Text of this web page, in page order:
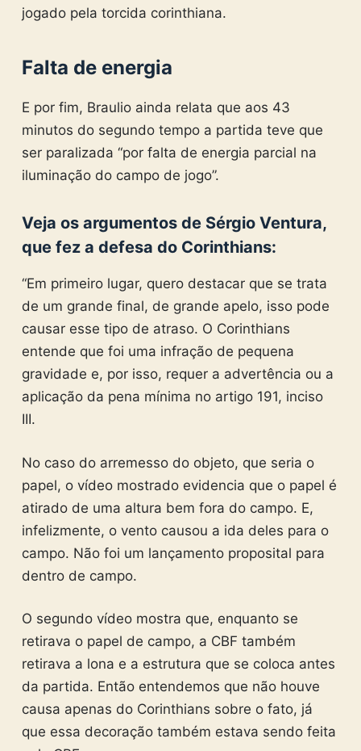
jogado pela torcida corinthiana.
Falta de energia
E por fim, Braulio ainda relata que aos 43
minutos do segundo tempo a partida teve que
ser paralizada “por falta de energia parcial na
iluminação do campo de jogo”.
Veja os argumentos de Sérgio Ventura,
que fez a defesa do Corinthians:
“Em primeiro lugar, quero destacar que se trata
de um grande final, de grande apelo, isso pode
causar esse tipo de atraso. O Corinthians
entende que foi uma infração de pequena
gravidade e, por isso, requer a advertência ou a
aplicação da pena mínima no artigo 191, inciso
III.
No caso do arremesso do objeto, que seria o
papel, o vídeo mostrado evidencia que o papel é
atirado de uma altura bem fora do campo. E,
infelizmente, o vento causou a ida deles para o
campo. Não foi um lançamento proposital para
dentro de campo.
O segundo vídeo mostra que, enquanto se
retirava o papel de campo, a CBF também
retirava a lona e a estrutura que se coloca antes
da partida. Então entendemos que não houve
causa apenas do Corinthians sobre o fato, já
que essa decoração também estava sendo feita